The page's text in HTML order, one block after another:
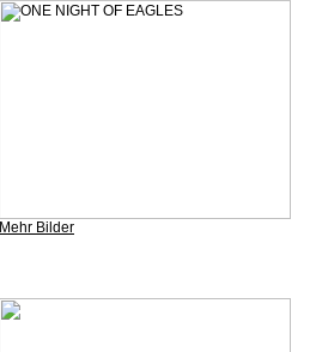
Mehr Bilder